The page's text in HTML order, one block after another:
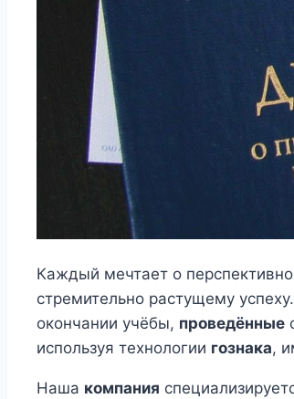
Каждый мечтает о
стремительно растущему
окончании учёбы, проведённые
используя технологии гознака,
Наша компания